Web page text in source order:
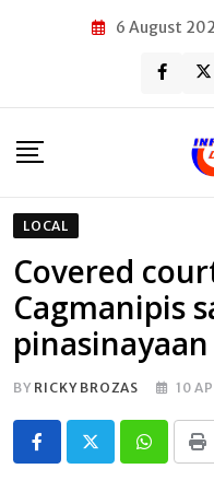
6 August
LOCAL
Covered
Cagmanipis
BY RICKY BROZAS 10